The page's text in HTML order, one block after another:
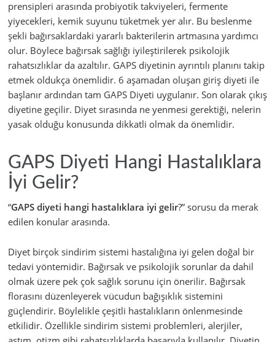
prensipleri arasında probiyotik takviyeleri, fermente
yiyecekleri, kemik suyunu tüketmek yer alır. Bu beslenme
şekli bağırsaklardaki yararlı bakterilerin artmasına yardımcı
olur. Böylece bağırsak sağlığı iyileştirilerek psikolojik
rahatsızlıklar da azaltılır. GAPS diyetinin ayrıntılı planını takip
etmek oldukça önemlidir. 6 aşamadan oluşan giriş diyeti ile
başlanır ardından tam GAPS Diyeti uygulanır. Son olarak çıkış
diyetine geçilir. Diyet sırasında ne yenmesi gerektiği, nelerin
yasak olduğu konusunda dikkatli olmak da önemlidir.
GAPS Diyeti Hangi Hastalıklara
İyi Gelir?
“GAPS diyeti hangi hastalıklara iyi gelir?” sorusu da merak
edilen konular arasında.
Diyet birçok sindirim sistemi hastalığına iyi gelen doğal bir
tedavi yöntemidir. Bağırsak ve psikolojik sorunlar da dahil
olmak üzere pek çok sağlık sorunu için önerilir. Bağırsak
florasını düzenleyerek vücudun bağışıklık sistemini
güçlendirir. Böylelikle çeşitli hastalıkların önlenmesinde
etkilidir. Özellikle sindirim sistemi problemleri, alerjiler,